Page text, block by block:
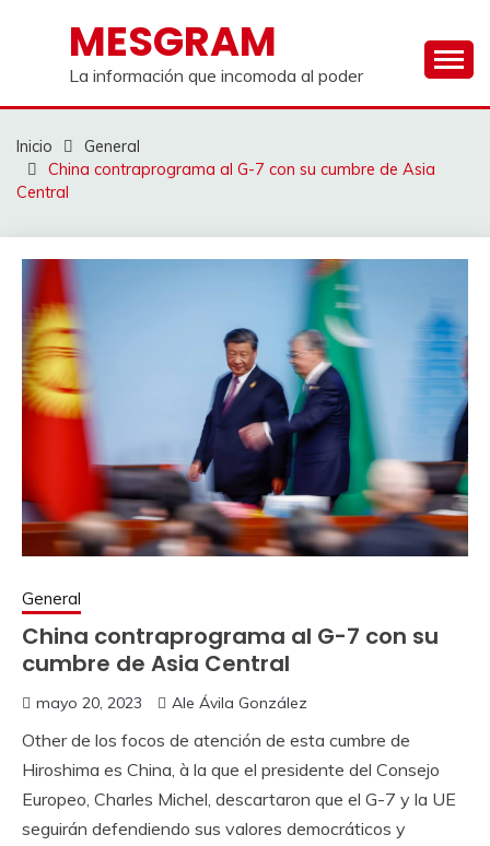
contenidoMESGRAM
La información que incomoda al poder
Inicio
General
China contraprograma al G-7 con su cumbre de Asia
Central
General
China contraprograma al G-7 con su
cumbre de Asia Central
mayo 20, 2023 Ale Ávila González
Other de los focos de atención de esta cumbre de
Hiroshima es China, à la que el presidente del Consejo
Europeo, Charles Michel, descartaron que el G-7 y la UE
seguirán defendiendo sus valores democráticos y